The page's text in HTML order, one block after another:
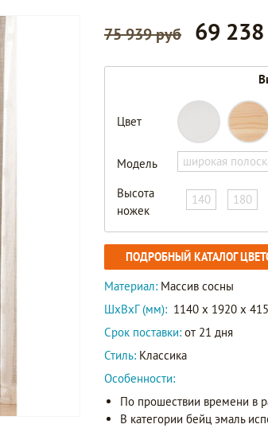
75 939 руб 69
Цвет
Модель широкая
Высота
ножек
140 180
ПОДРОБНЫЙ КАТАЛОГ
Материал: Массив сосны
ШxВxГ (мм): 1140 x 1920 x 415
Срок поставки: от 21 дня
Стиль: Классика
Особенности:
По прошествии времени в
В категории бейц эмаль